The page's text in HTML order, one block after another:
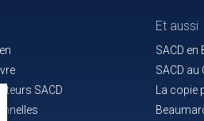
SACD
Et aussi
SACD en
SACD au
La copie